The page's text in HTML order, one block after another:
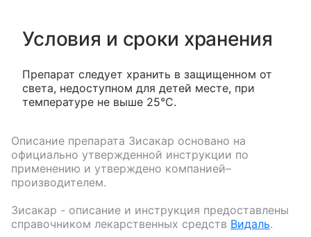
Условия и сроки хранения
Препарат следует хранить в защищенном от
света, недоступном для детей месте, при
температуре не выше 25°С.
Описание препарата Зисакар основано на
официально утвержденной инструкции по
применению и утверждено компанией–
производителем.
Зисакар - описание и инструкция предоставлены
справочником лекарственных средств Видаль.